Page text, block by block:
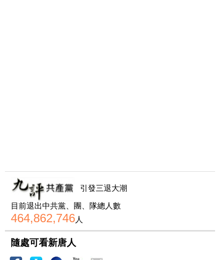
引發三退大潮
目前退出中共黨、團、隊總人數
464,862,746人
隨處可看新唐人